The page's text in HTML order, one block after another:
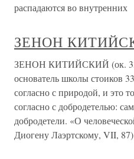
распадаются во внутренних
ЗЕНОН
ЗЕНОН КИТИЙСКИЙ (ок.
основатель школы стоиков
согласно с природой, и это
согласно с добродетелью:
добродетели. «О
Диогену Лаэртскому, VII,